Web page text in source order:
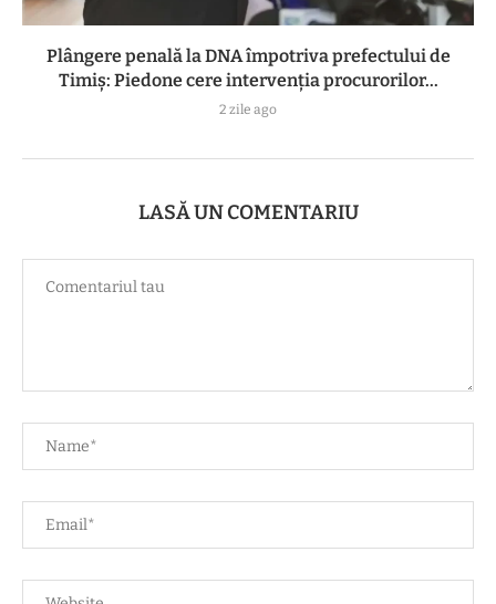
Plângere penală la DNA împotriva prefectului de
Timiș: Piedone cere intervenția procurorilor...
2 zile ago
LASĂ UN COMENTARIU